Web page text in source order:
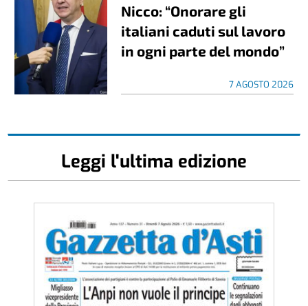
Nicco: “Onorare gli
italiani caduti sul lavoro
in ogni parte del mondo”
7 AGOSTO 2026
Leggi l'ultima edizione